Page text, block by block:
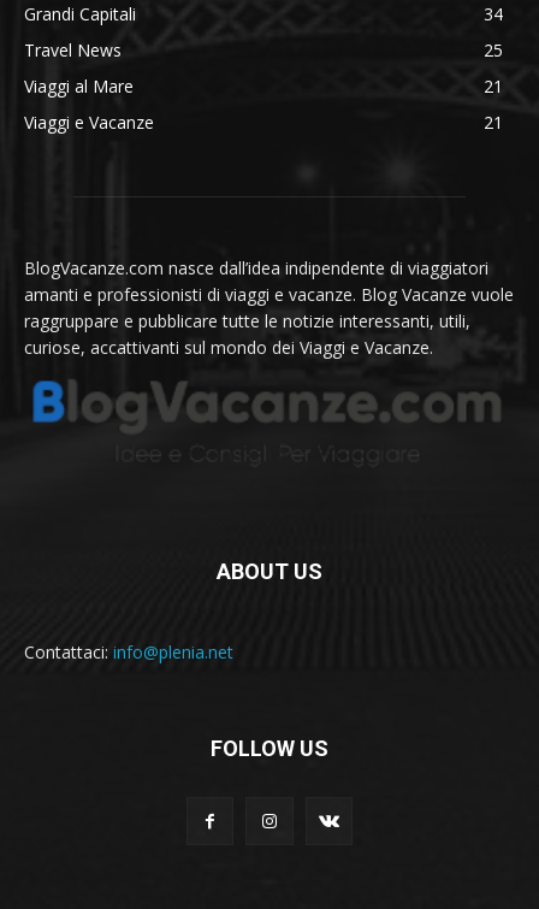
Grandi Capitali
34
Travel News
25
Viaggi al Mare
21
Viaggi e Vacanze
21
BlogVacanze.com nasce dall’idea indipendente di viaggiatori
amanti e professionisti di viaggi e vacanze. Blog Vacanze vuole
raggruppare e pubblicare tutte le notizie interessanti, utili,
curiose, accattivanti sul mondo dei Viaggi e Vacanze.
ABOUT US
Contattaci: info@plenia.net
FOLLOW US